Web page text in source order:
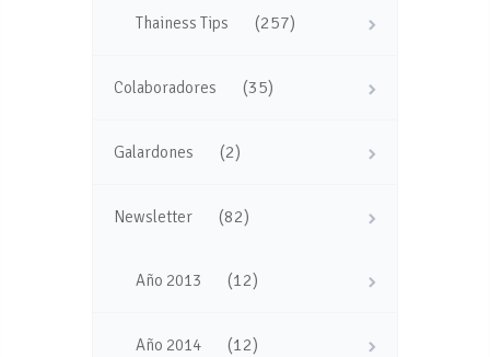
Thainess Tips (257)
Colaboradores (35)
Galardones (2)
Newsletter (82)
Año 2013 (12)
Año 2014 (12)